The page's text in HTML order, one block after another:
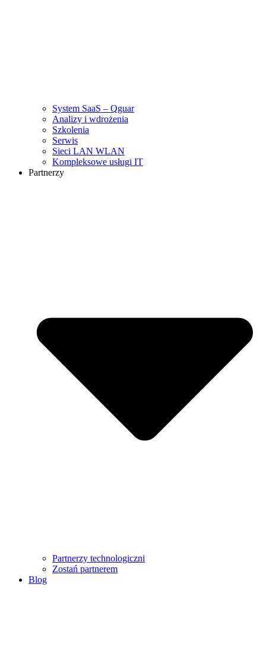
System SaaS – Qguar
Analizy i wdrożenia
Szkolenia
Serwis
Sieci LAN WLAN
Kompleksowe usługi IT
Partnerzy
Partnerzy technologiczni
Zostań partnerem
Blog